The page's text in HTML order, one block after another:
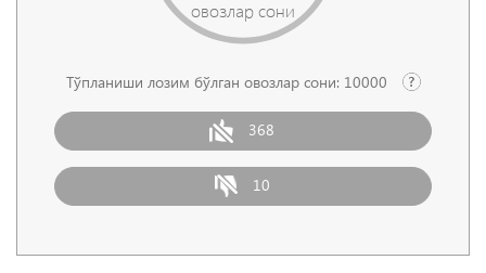
овозлар сони
Тўпланиши лозим бўлган овозлар сони: 10000
368
10